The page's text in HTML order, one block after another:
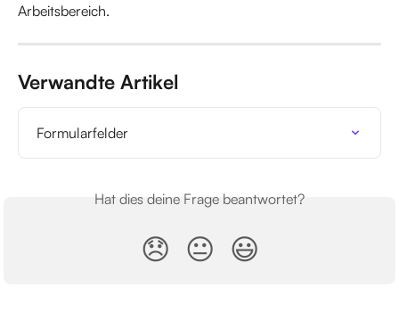
Arbeitsbereich.
Verwandte Artikel
Formularfelder
Hat dies deine Frage beantwortet?
😞 😐 😃